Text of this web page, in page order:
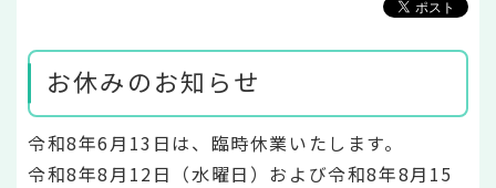
お休みのお知らせ
令和8年6月13日は、臨時休業いたします。
令和8年8月12日（水曜日）および令和8年8月15